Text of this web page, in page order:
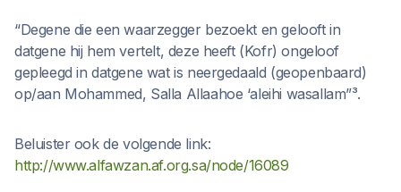
“Degene die een waarzegger bezoekt en gelooft in
datgene hij hem vertelt, deze heeft (Kofr) ongeloof
gepleegd in datgene wat is neergedaald (geopenbaard)
op/aan Mohammed, Salla Allaahoe ‘aleihi wasallam”³.
Beluister ook de volgende link:
http://www.alfawzan.af.org.sa/node/16089